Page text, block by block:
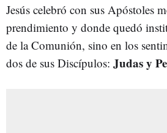
Jesús celebró con sus Apóstoles
prendimiento y donde quedó
de la Comunión, sino en los
dos de sus Discípulos: Judas y